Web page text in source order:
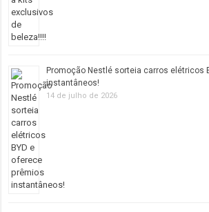
Promoção Nestlé sorteia carros elétricos
instantâneos!
14 de julho de 2026